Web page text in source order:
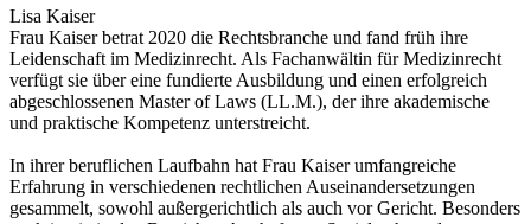
Lisa Kaiser
Frau Kaiser betrat 2020 die Rechtsbranche und fand früh ihre
Leidenschaft im Medizinrecht. Als Fachanwältin für Medizinrecht
verfügt sie über eine fundierte Ausbildung und einen erfolgreich
abgeschlossenen Master of Laws (LL.M.), der ihre akademische
und praktische Kompetenz unterstreicht.
In ihrer beruflichen Laufbahn hat Frau Kaiser umfangreiche
Erfahrung in verschiedenen rechtlichen Auseinandersetzungen
gesammelt, sowohl außergerichtlich als auch vor Gericht. Besonders